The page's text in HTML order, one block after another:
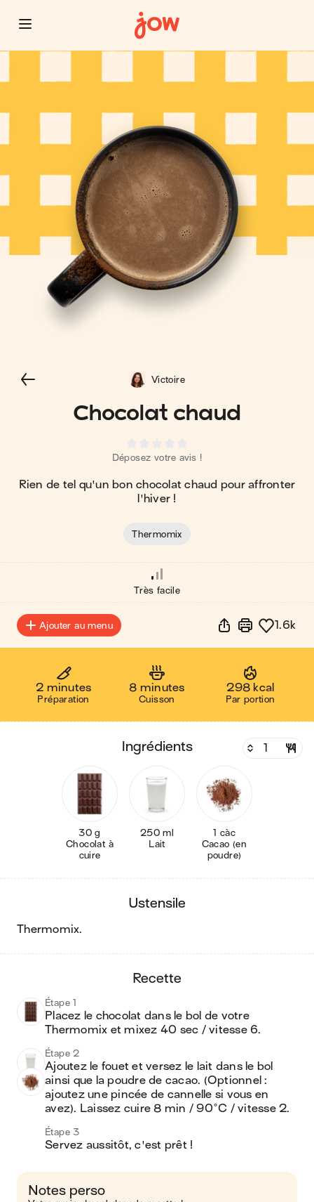
Chocolat chaud
Déposez votre avis !
Rien de tel qu'un bon chocolat chaud pour affronter
l'hiver !
Victoire
Thermomix
Très facile
Ajouter au menu 1.6k
2 minutes
Préparation
8 minutes
Cuisson
298 kcal
Par portion
ingrédients
30 g
Chocolat à
cuire
250 ml
Lait
1 càc
Cacao (en
poudre)
ustensile
thermomix.
recette
Étape 1
Placez le chocolat dans le bol de votre
Thermomix et mixez 40 sec / vitesse 6.
Étape 2
Ajoutez le fouet et versez le lait dans le bol
ainsi que la poudre de cacao. (Optionnel :
ajoutez une pincée de cannelle si vous en
avez). Laissez cuire 8 min / 90°C / vitesse 2.
Étape 3
Servez aussitôt, c'est prêt !
Notes perso